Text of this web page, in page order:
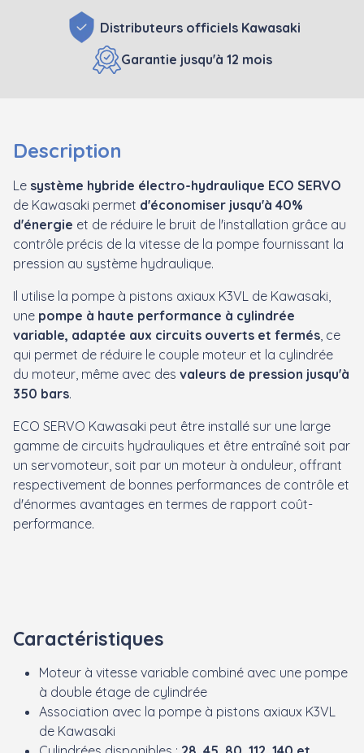
Distributeurs officiels Kawasaki
Garantie jusqu'à 12 mois
Description
Le système hybride électro-hydraulique ECO SERVO
de Kawasaki permet d'économiser jusqu'à 40%
d'énergie et de réduire le bruit de l'installation grâce au
contrôle précis de la vitesse de la pompe fournissant la
pression au système hydraulique.
Il utilise la pompe à pistons axiaux K3VL de Kawasaki,
une pompe à haute performance à cylindrée
variable, adaptée aux circuits ouverts et fermés , ce
qui permet de réduire le couple moteur et la cylindrée
du moteur, même avec des valeurs de pression jusqu'à
350 bars.
ECO SERVO Kawasaki peut être installé sur une large
gamme de circuits hydrauliques et être entraîné soit par
un servomoteur, soit par un moteur à onduleur, offrant
respectivement de bonnes performances de contrôle et
d'énormes avantages en termes de rapport coût-
performance.
Caractéristiques
Moteur à vitesse variable combiné avec une pompe
à double étage de cylindrée
Association avec la pompe à pistons axiaux K3VL
de Kawasaki